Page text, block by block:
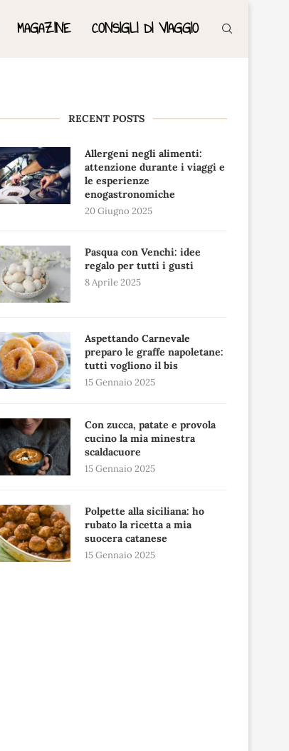
MAGAZINE CONSIGLI DI VIAGGIO
RECENT POSTS
Allergeni negli alimenti:
attenzione durante i viaggi e
le esperienze
enogastronomiche
20 Giugno 2025
Pasqua con Venchi: idee
regalo per tutti i gusti
8 Aprile 2025
Aspettando Carnevale
preparo le graffe napoletane:
tutti vogliono il bis
15 Gennaio 2025
Con zucca, patate e provola
cucino la mia minestra
scaldacuore
15 Gennaio 2025
Polpette alla siciliana: ho
rubato la ricetta a mia
suocera catanese
15 Gennaio 2025